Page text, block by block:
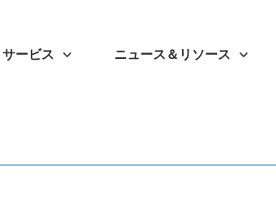
サービス ニュース＆リソース